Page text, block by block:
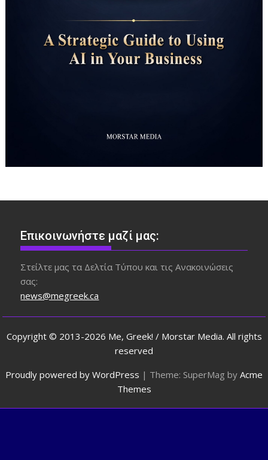
Επικοινωνήστε μαζί μας:
Στείλτε μας τα Δελτία Τύπου και τις Ανακοινώσεις
σας:
news@megreek.ca
Copyright © 2013-2026 Me, Greek! / Morstar Media. All rights
reserved
Proudly powered by WordPress | Theme: SuperMag by Acme
Themes